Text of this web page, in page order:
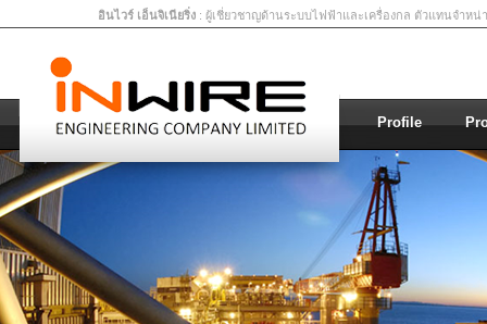
อินไวร์ เอ็นจิเนียริ่ง : ผู้เชี่ยวชาญด้านระบบไฟฟ้าและเครื่องกล ตัวแทนจำห
Profile